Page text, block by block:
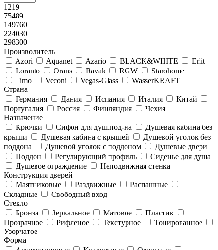
1219
75489
149760
224030
298300
Производитель
Azori
Aquanet Azario BLACK&WHITE
Erlit
Loranto
Orans Ravak RGW
Starohome
Timo
Veconi Vegas-Glass
WasserKRAFT
Страна
Германия
Дания Испания Италия
Китай
Португалия
Россия Финляндия
Чехия
Назначение
Крючки
Сифон для душ.под-на
Душевая кабина без
крыши
Душевая кабина с крышей
Душевой уголок без
поддона
Душевой уголок с поддоном
Душевые двери
Поддон
Регулирующий профиль
Сиденье для душа
Душевое ограждение
Неподвижная стенка
Конструкция дверей
Маятниковые
Раздвижные
Распашные
Складные
Свободный вход
Стекло
Бронза
Зеркальное Матовое
Пластик
Прозрачное
Рифленое Текстурное
Тонированное
Узорчатое
Форма